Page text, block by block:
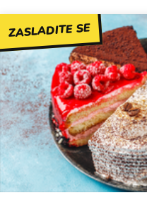
ZASLADITE SE